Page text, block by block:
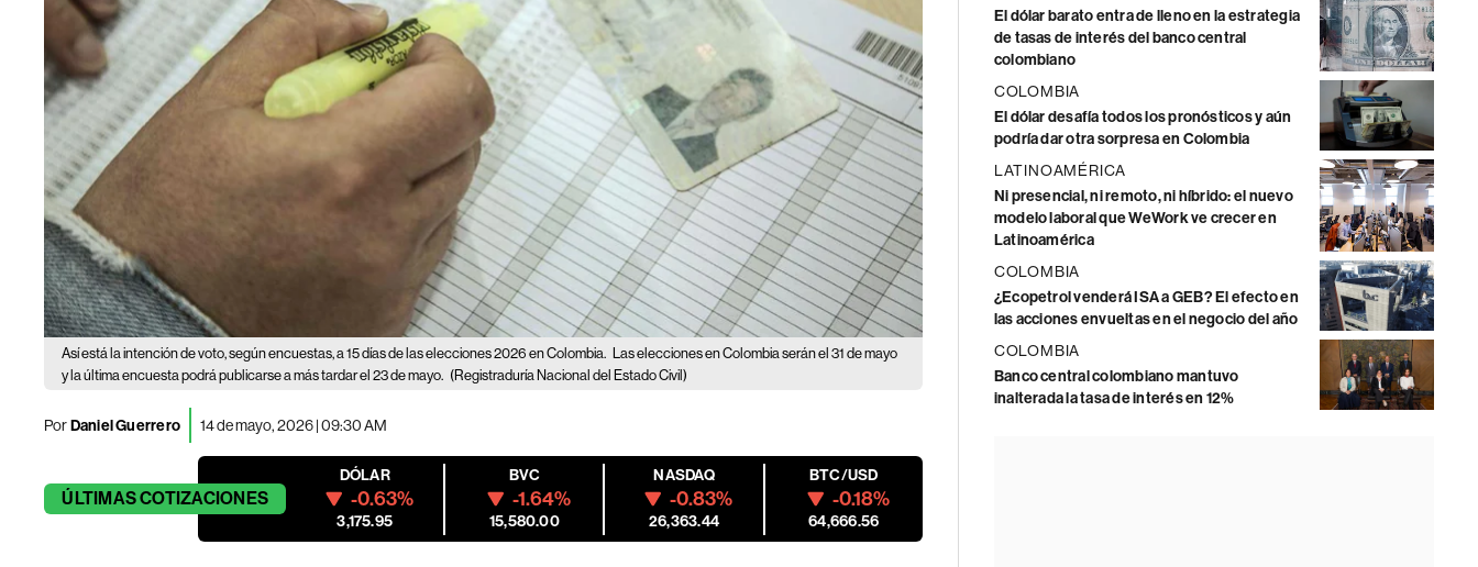
Así está la intención de voto, según encuestas, a 15 días de las elecciones 2026 en Colombia. Las elecciones en Colombia serán el 31 de mayo
y la última encuesta podrá publicarse a más tardar el 23 de mayo. (Registraduría Nacional del Estado Civil)
PorDaniel Guerrero 14 de mayo, 2026 | 09:30 AM
ÚLTIMASCOTIZACIONES
DÓLAR
-0.63%
3,175.95
BVC
-1.64%
15,580.00
NASDAQ
-0.83%
26,363.44
BTC/USD
-0.18%
64,666.56
El dólar barato entra de lleno en la estrategia
de tasas de interés del banco central
colombiano
COLOMBIA
El dólar desafía todos los pronósticos y aún
podría dar otra sorpresa en Colombia
LATINOAMÉRICA
Ni presencial, ni remoto, ni híbrido: el nuevo
modelo laboral que WeWork ve crecer en
Latinoamérica
COLOMBIA
¿Ecopetrol venderá ISA a GEB? El efecto en
las acciones envueltas en el negocio del año
COLOMBIA
Banco central colombiano mantuvo
inalterada la tasa de interés en 12%